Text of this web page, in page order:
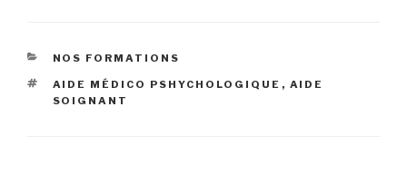
CATÉGORIES
NOS FORMATIONS
ÉTIQUETTES
AIDE MÉDICO PSHYCHOLOGIQUE , AIDE
SOIGNANT